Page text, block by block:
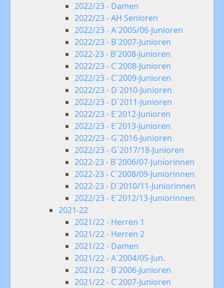
2022/23 - Damen
2022/23 - AH Senioren
2022/23 - A`2005/06-Junioren
2022/23 - B`2007-Junioren
2022-23 - B`2008-Junioren
2022/23 - C`2008-Junioren
2022/23 - C`2009-Junioren
2022/23 - D`2010-Junioren
2022/23 - D`2011-Junioren
2022/23 - E`2012-Junioren
2022/23 - E`2013-Junioren
2022/23 - G`2016-Junioren
2022/23 - G`2017/18-Junioren
2022-23 - B`2006/07-Juniorinnen
2022-23 - C`2008/09-Juniorinnen
2022-23 - D`2010/11-Juniorinnen
2022/23 - E`2012/13-Juniorinnen
2021-22
2021/22 - Herren 1
2021/22 - Herren 2
2021/22 - Damen
2021/22 - A`2004/05-Jun.
2021/22 - B`2006-Junioren
2021/22 - C`2007-Junioren